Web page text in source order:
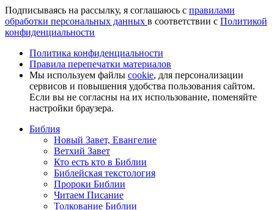
Подписываясь на рассылку, я соглашаюсь с правилами
обработки персональных данных в соответствии с Политикой
конфиденциальности
Политика конфиденциальности
Правила перепечатки материалов
Мы используем файлы cookie, для персонализации
сервисов и повышения удобства пользования сайтом.
Если вы не согласны на их использование, поменяйте
настройки браузера.
Библия
Новый Завет, Евангелие
Ветхий Завет
Кто есть кто в Библии
Библейская текстология
Пророки Библии
Читаем Писание
Толкование Библии